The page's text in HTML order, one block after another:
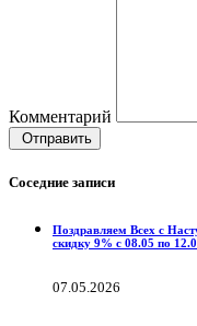
Комментарий
Отправить
Соседние записи
Поздравляем Всех с
скидку 9% с 08.05 по
07.05.2026